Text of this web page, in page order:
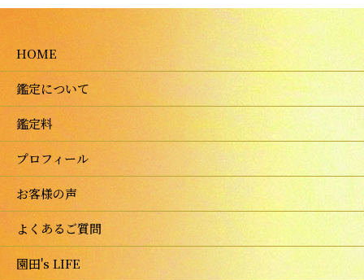
HOME
鑑定について
鑑定料
プロフィール
お客様の声
よくあるご質問
園田's LIFE